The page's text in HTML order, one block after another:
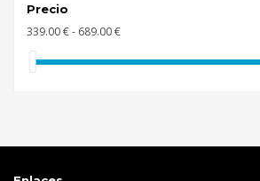
Precio
339.00 € - 689.00 €